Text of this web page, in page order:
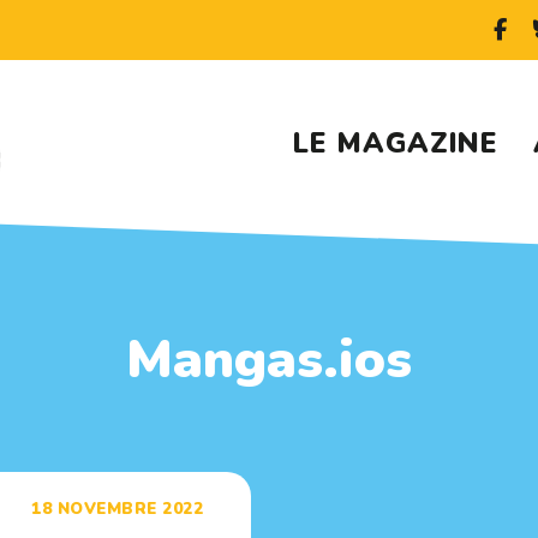
LE MAGAZINE
Mangas.ios
18 NOVEMBRE 2022